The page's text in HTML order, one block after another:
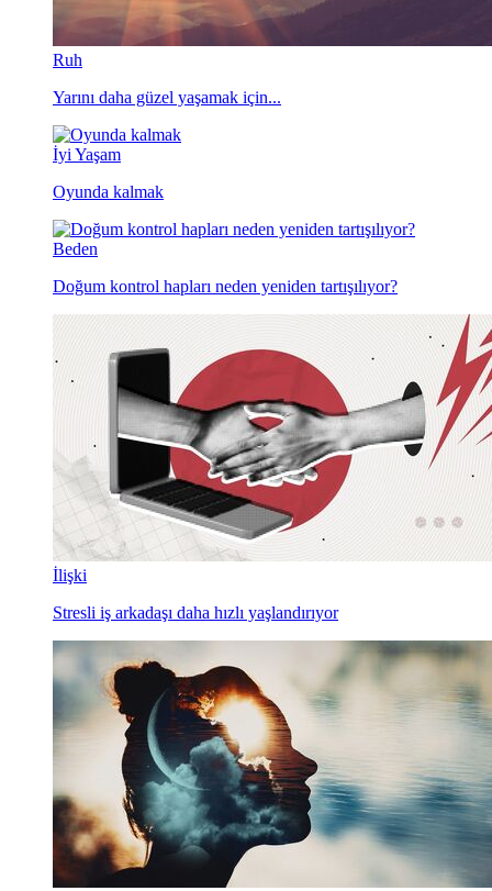
Ruh
Yarını daha güzel yaşamak için...
İyi Yaşam
Oyunda kalmak
Beden
Doğum kontrol hapları neden yeniden tartışılıyor?
İlişki
Stresli iş arkadaşı daha hızlı yaşlandırıyor